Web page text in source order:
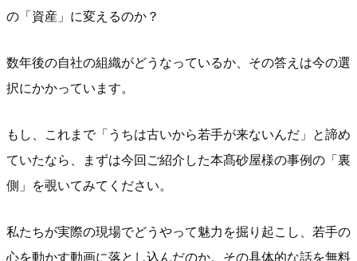
の「資産」に変えるのか？
数年後の自社の組織がどうなっているか、その答えは今の選
択にかかっています。
もし、これまで「うちは古いから若手が来ないんだ」と諦め
ていたなら、まずは今回ご紹介した本髙砂屋様の事例の「裏
側」を覗いてみてください。
私たちが実際の現場でどうやって魅力を掘り起こし、若手の
心を動かす動画に落とし込んだのか。その具体的な話を無料